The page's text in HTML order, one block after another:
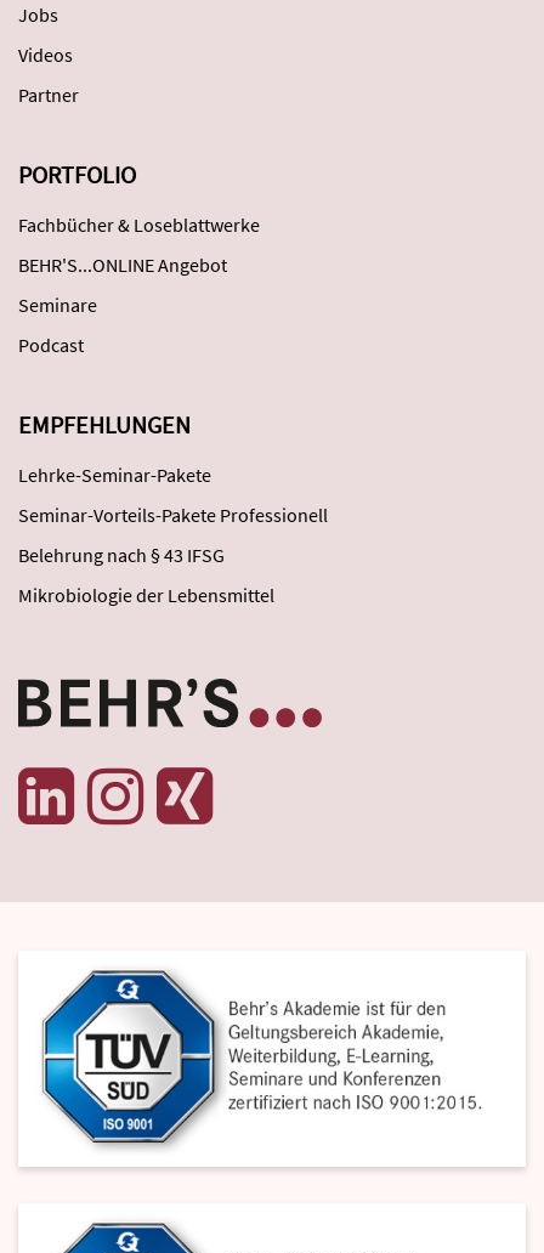
Jobs
Videos
Partner
PORTFOLIO
Fachbücher & Loseblattwerke
BEHR'S...ONLINE Angebot
Seminare
Podcast
EMPFEHLUNGEN
Lehrke-Seminar-Pakete
Seminar-Vorteils-Pakete Professionell
Belehrung nach § 43 IFSG
Mikrobiologie der Lebensmittel